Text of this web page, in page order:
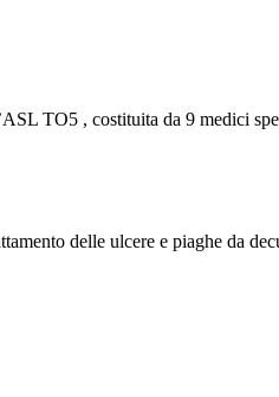
TO5 , costituita da 9 medici
delle ulcere e piaghe da